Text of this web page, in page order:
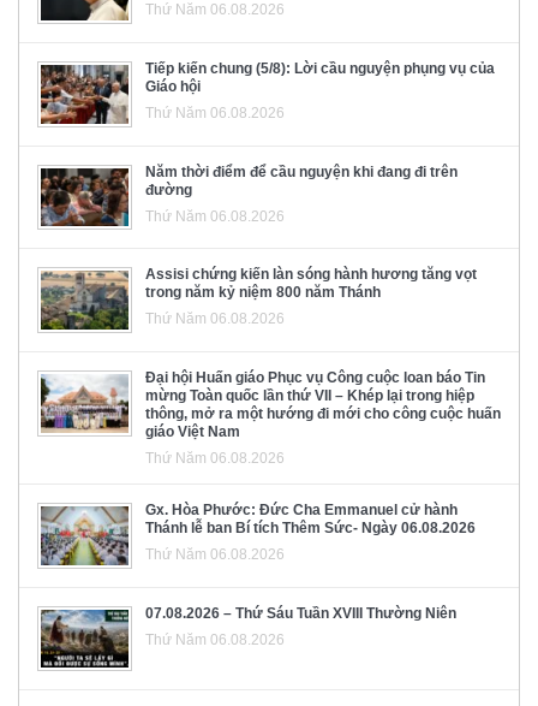
Thứ Năm 06.08.2026
Tiếp kiến chung (5/8): Lời cầu nguyện phụng vụ của
Giáo hội
Thứ Năm 06.08.2026
Năm thời điểm để cầu nguyện khi đang đi trên
đường
Thứ Năm 06.08.2026
Assisi chứng kiến làn sóng hành hương tăng vọt
trong năm kỷ niệm 800 năm Thánh
Thứ Năm 06.08.2026
Đại hội Huấn giáo Phục vụ Công cuộc loan báo Tin
mừng Toàn quốc lần thứ VII – Khép lại trong hiệp
thông, mở ra một hướng đi mới cho công cuộc huấn
giáo Việt Nam
Thứ Năm 06.08.2026
Gx. Hòa Phước: Đức Cha Emmanuel cử hành
Thánh lễ ban Bí tích Thêm Sức- Ngày 06.08.2026
Thứ Năm 06.08.2026
07.08.2026 – Thứ Sáu Tuần XVIII Thường Niên
Thứ Năm 06.08.2026